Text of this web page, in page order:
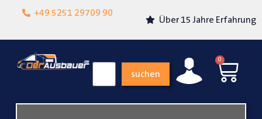
+49 5251 29709 90
Lokalgeschäft in
Über 15 Jahre Erfahrung
suchen
0